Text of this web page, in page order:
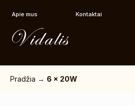
Apie mus Kontaktai
Pradžia → 6 x 20W